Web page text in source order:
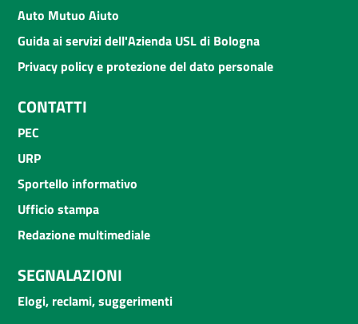
Auto Mutuo Aiuto
Guida ai servizi dell'Azienda USL di Bologna
Privacy policy e protezione del dato personale
CONTATTI
PEC
URP
Sportello informativo
Ufficio stampa
Redazione multimediale
SEGNALAZIONI
Elogi, reclami, suggerimenti